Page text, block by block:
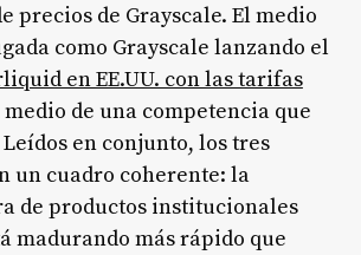
precios de Grayscale. El medio
como Grayscale lanzando el
en EE.UU. con las tarifas
de una competencia que
en conjunto, los tres
un cuadro coherente: la
de productos institucionales
madurando más rápido que